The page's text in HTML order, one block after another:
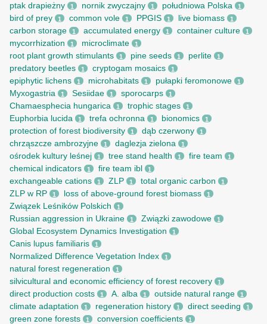
ptak drapieżny 1 nornik zwyczajny 1 południowa Polska 1
bird of prey 1 common vole 1 PPGIS 1 live biomass 1
carbon storage 1 accumulated energy 1 container culture 1
mycorrhization 1 microclimate 1
root рlant growth stimulants 1 pine seeds 1 perlite 1
predatory beetles 1 cryptogam mosaics 1
epiphytic lichens 1 microhabitats 1 pułapki feromonowe 1
Myxogastria 1 Sesiidae 1 sporocarps 1
Chamaesphecia hungarica 1 trophic stages 1
Euphorbia lucida 1 trefa ochronna 1 bionomics 1
protection of forest biodiversity 1 dąb czerwony 1
chrząszcze ambrozyjne 1 daglezja zielona 1
ośrodek kultury leśnej 1 tree stand health 1 fire team 1
chemical indicators 1 fire team ibl 1
exchangeable cations 1 ZLP 1 total organic carbon 1
ZLP w RP 1 loss of above-ground forest biomass 1
Związek Leśników Polskich 1
Russian aggression in Ukraine 1 Związki zawodowe 1
Global Ecosystem Dynamics Investigation 1
Canis lupus familiaris 1
Normalized Difference Vegetation Index 1
natural forest regeneration 1
silvicultural and economic efficiency of forest recovery 1
direct production costs 1 A. alba 1 outside natural range 1
climate adaptation 1 regeneration history 1 direct seeding 1
green zone forests 1 conversion coefficients 1